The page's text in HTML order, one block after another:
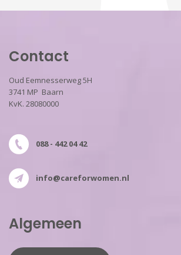
Contact
Oud Eemnesserweg 5H
3741 MP Baarn
KvK. 28080000
088 - 442 04 42
info@careforwomen.nl
Algemeen